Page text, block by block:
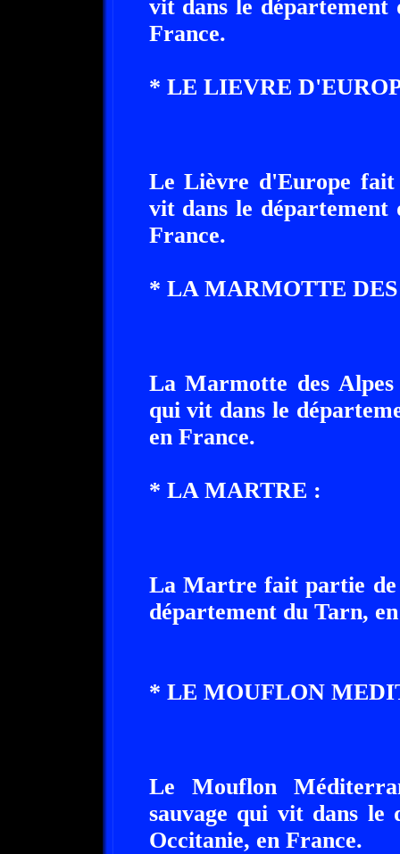
vit dans le département
France.
* LE LIEVRE
Le Lièvre d'Europe fait
vit dans le département
France.
* LA MARMOTTE
La Marmotte des
qui vit dans le
en France.
* LA MARTRE :
La Martre fait partie de
département du Tarn,
* LE MOUFLON
Le Mouflon
sauvage qui vit dans le
Occitanie, en France.